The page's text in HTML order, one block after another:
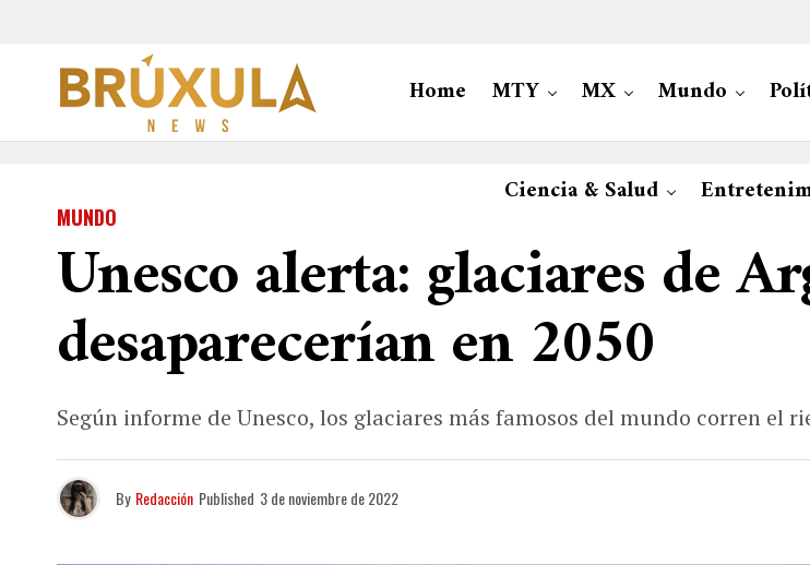
Home MTY MX Mundo
Ciencia & Salud
MUNDO
Unesco alerta: glaciares de
desaparecerían en 2050
Según informe de Unesco, los glaciares más famosos del mundo corren el
By Redacción Published 3 de noviembre de 2022